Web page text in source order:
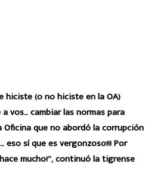
hiciste (o no hiciste en la OA)
vos… cambiar las normas para
que no abordó la corrupción
eso sí que es vergonzoso!!! Por
mucho!“, continuó la tigrense